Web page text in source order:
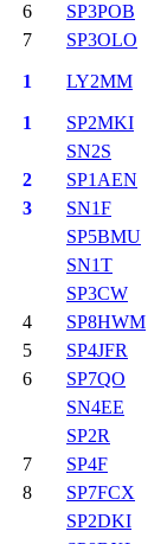
6
SP3POB
7
SP3OLO
1 LY2MM
1
SP2MKI
SN2S
2
SP1AEN
3
SN1F
SP5BMU
SN1T
SP3CW
4
SP8HWM
5
SP4JFR
6
SP7QO
SN4EE
SP2R
7
SP4F
8
SP7FCX
SP2DKI